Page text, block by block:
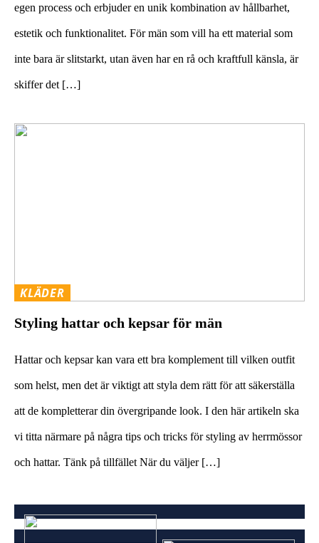
egen process och erbjuder en unik kombination av hållbarhet,
estetik och funktionalitet. För män som vill ha ett material som
inte bara är slitstarkt, utan även har en rå och kraftfull känsla, är
skiffer det […]
KLÄDER
Styling hattar och kepsar för män
Hattar och kepsar kan vara ett bra komplement till vilken outfit
som helst, men det är viktigt att styla dem rätt för att säkerställa
att de kompletterar din övergripande look. I den här artikeln ska
vi titta närmare på några tips och tricks för styling av herrmössor
och hattar. Tänk på tillfället När du väljer […]